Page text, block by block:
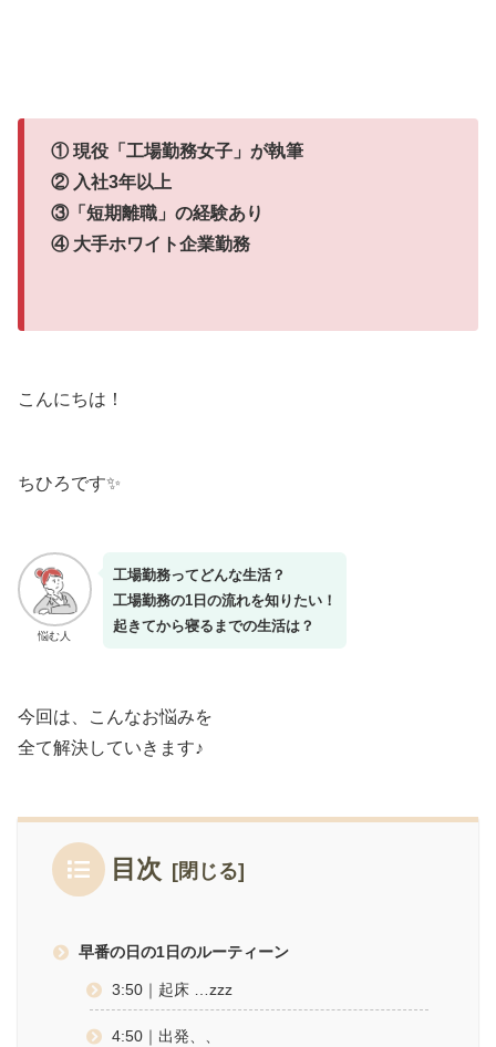
① 現役「工場勤務女子」が執筆
② 入社3年以上
③「短期離職」の経験あり
④ 大手ホワイト企業勤務
こんにちは！
ちひろです✨
悩む人
工場勤務ってどんな生活？
工場勤務の1日の流れを知りたい！
起きてから寝るまでの生活は？
今回は、こんなお悩みを
全て解決していきます♪
目次
早番の日の1日のルーティーン
3:50｜起床 …zzz
4:50｜出発、、